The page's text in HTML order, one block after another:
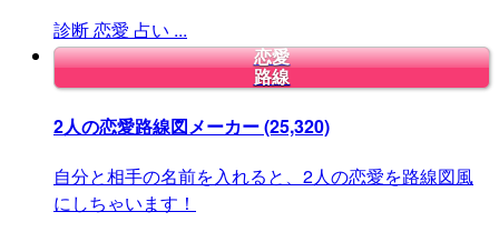
診断恋愛 占い ...
恋愛
路線
2人の恋愛路線図メーカー(25,320)
自分と相手の名前を入れると、2人の恋愛を路線図風
にしちゃいます！